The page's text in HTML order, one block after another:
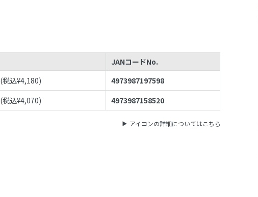
JANコードNo.
(税込¥4,180)
4973987197598
(税込¥4,070) 4973987158520
アイコンの詳細についてはこちら